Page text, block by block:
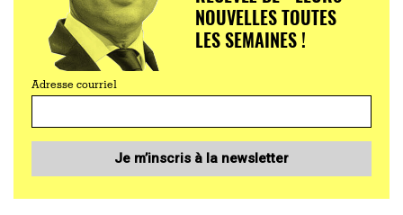
NOUVELLES TOUTES
LES SEMAINES !
Adresse courriel
Je m’inscris à la newsletter